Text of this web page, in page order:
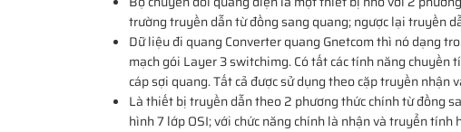
trường truyền dẫn từ đồng sang quang; ngược lại truyền
Dữ liệu đi quang Converter quang Gnetcom thì nó dạng
mạch gói Layer 3 switchimg. Có tất các tính năng chuyền
cáp sợi quang. Tất cả được sử dụng theo cặp truyền nhận
Là thiết bị truyền dẫn theo 2 phương thức chính từ đồng
hình 7 lớp OSI; với chức năng chính là nhận và truyển